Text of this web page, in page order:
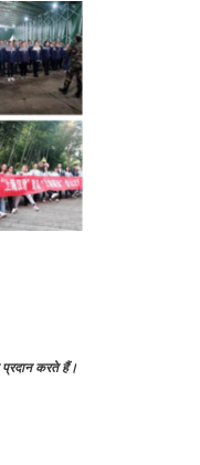
प्रदान करते हैं।